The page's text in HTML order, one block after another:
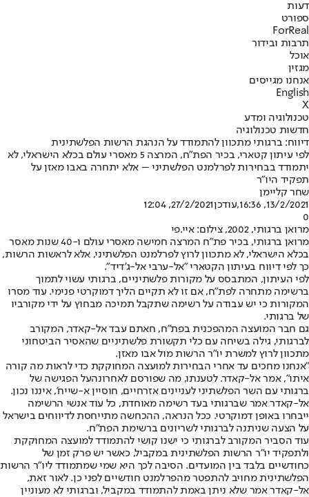
דעות
ספורט
ForReal
תרבות ובידור
אוכל
מגזין
אנחנו מגייסים
English
X
טכנולוגיה ומדע
חדשות טכנולוגיה
דיווח: ברגותי מתכוון להתמודד על הנהגת הרשות הפלשתינית
לפי עיתון קטארי, בכיר הפת"ח, המרצה 5 מאסרי עולם בכלא הישראלי, לא
יתמודד בבחירות לפרלמנט הפלשתיני – אלא יתחרה באבו מאזן על
תפקיד היו"ר
שחר קליימן
13/2/2021, 16:36
,עודכן27/2/2021, 12:04
0
מרואן ברגותי, 2002, צילום: איי.פי
מרואן ברגותי, בכיר פת"ח המרצה חמישה מאסרי עולם ו-40 שנות מאסר
בכלא הישראלי, לא מתכוון לרוץ לפרלמנט הפלשתיני, אלא לראשות הרשות,
כך לפי דיווח בעיתון הקטארי "אל-ערבי אל-ג'דיד".
לפי העיתון, המתבסס על מקורות פלשתיניים, ברגותי עשוי לתמוך
ברשימה מתחרה לפת"ח, אם זו לא תקיים הליך דמוקרטי פנימי. עוד מסרו
המקורות כי יש עבודה על רשימה שתקבל תמיכה מבחוץ על ידי מקורביו
של ברגותי.
גם חבר המועצה המהפכנית בפת"ח, חאתם עבד אל-קאדר, המקורב
לברגותי, גילה בשיחה עם כלי תקשורת פלשתיניים שהאסיר הביטחוני
מתכוון לרוץ למשרת יו"ר הרשות מול אבו מאזן.
"אנחנו מחכים עד אחרי הבחירות למועצה המחוקקת כדי לראות מה קורה
איתו", אמר אל-קאדר. לטענתו, מה שפורסם לאחרונהעל הפגישה של
ברגותי עם השר הפלשתיני לעניינים אזרחיים, חוסיין א-שייח', איננו נכון.
אל-קאדר אמר שברגותי בעד רשימה מאוחדת, כל עוד אנשי הרשימה
ייבחרו באופן דמוקרטי. ככל הנראה, ההכחשה מתייחסת לדיווחים בישראל
על הצעה שניתנה לברגותי לשריונים ברשימת הפת"ח.
עוד הסביר המקורב לברגותי כי ישנו קושי להתמודד למועצה המחוקקת
ולתפקיד יו"ר הרשות הפלשתינית במקביל, כאשר יש פרק זמן של
כחודשיים בלבד בין המועדים. הסיבה לכך היא שמי שמתמודד ליו"ר הרשות
הפלשתינית מחויב להתפטר מהפרלמנט חודשיים לפני כן. לאור זאת,
אל-קאדר אמר שלא ניתן באמת להתמודד במקביל, וברגותי לא מעוניין